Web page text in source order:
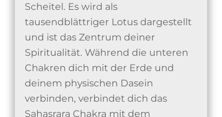
Scheitel. Es wird als
tausendblättriger Lotus dargestellt
und ist das Zentrum deiner
Spiritualität. Während die unteren
Chakren dich mit der Erde und
deinem physischen Dasein
verbinden, verbindet dich das
Sahasrara Chakra mit dem